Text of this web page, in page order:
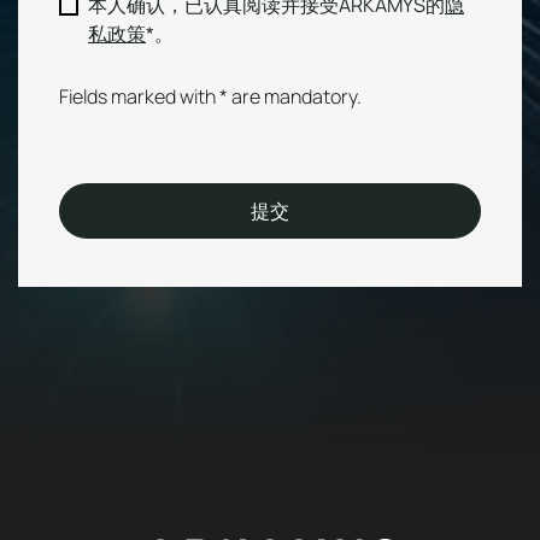
RGPD
私政策*。
Fields marked with * are mandatory.